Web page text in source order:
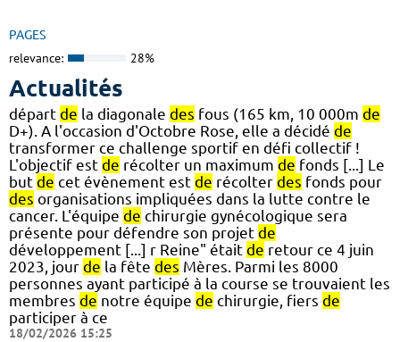
PAGES
relevance: 28%
Actualités
départ de la diagonale des fous (165 km, 10 000m de
D+). A l'occasion d'Octobre Rose, elle a décidé de
transformer ce challenge sportif en défi collectif !
L'objectif est de récolter un maximum de fonds [...] Le
but de cet évènement est de récolter des fonds pour
des organisations impliquées dans la lutte contre le
cancer. L'équipe de chirurgie gynécologique sera
présente pour défendre son projet de
développement [...] r Reine" était de retour ce 4 juin
2023, jour de la fête des Mères. Parmi les 8000
personnes ayant participé à la course se trouvaient les
membres de notre équipe de chirurgie, fiers de
participer à ce
18/02/2026 15:25